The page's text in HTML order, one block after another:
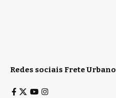
Redes sociais Frete Urbano